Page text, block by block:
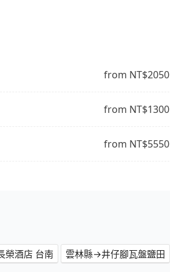
from NT$2050
from NT$1300
from NT$5550
榮酒店 台南 雲林縣→井仔腳瓦盤鹽田